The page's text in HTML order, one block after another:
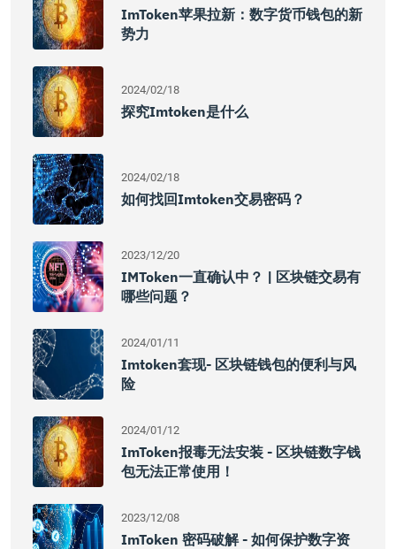
ImToken苹果拉新：数字货币钱包的新
势力
2024/02/18
探究imtoken是什么
2024/02/18
如何找回imtoken交易密码？
2023/12/20
IMToken一直确认中？ | 区块链交易有
哪些问题？
2024/01/11
Imtoken套现- 区块链钱包的便利与风
险
2024/01/12
ImToken报毒无法安装 - 区块链数字钱
包无法正常使用！
2023/12/08
ImToken 密码破解 - 如何保护数字资